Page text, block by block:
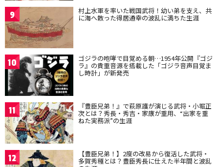
9 村上水軍を率いた戦国武将！幼い弟を支え、共
に海へ散った得居通幸の波乱に満ちた生涯
10 ゴジラの咆哮で目覚める朝…1954年公開『ゴジ
ラ』の貴重音源を搭載した「ゴジラ音声目覚ま
し時計」が新発売
11 『豊臣兄弟！』で萩原護が演じる武将・小堀正
次とは？秀長・秀吉・家康が重用、“出家を重
ねた実務派”の生涯
12 【豊臣兄弟！】2度の改易から復活した武将・
多賀秀種とは？豊臣秀長に仕えた半年間と波乱